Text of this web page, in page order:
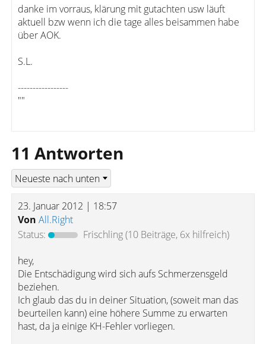
danke im vorraus, klärung mit gutachten usw läuft
aktuell bzw wenn ich die tage alles beisammen habe
über AOK.
S.L.
-----------------
""
11 Antworten
23. Januar 2012 | 18:57
Von All.Right
Status:
Frischling(10 Beiträge, 6x hilfreich)
hey,
Die Entschädigung wird sich aufs Schmerzensgeld
beziehen.
Ich glaub das du in deiner Situation, (soweit man das
beurteilen kann) eine höhere Summe zu erwarten
hast, da ja einige KH-Fehler vorliegen.